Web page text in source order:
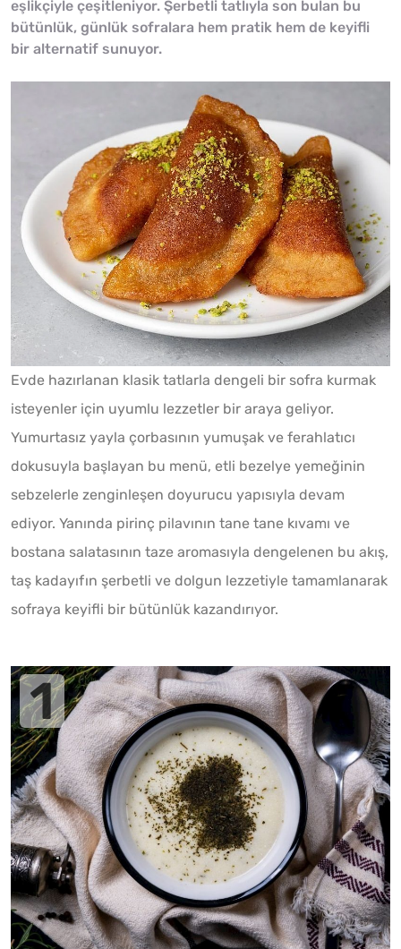
eşlikçiyle çeşitleniyor. Şerbetli tatlıyla son bulan bu
bütünlük, günlük sofralara hem pratik hem de keyifli
bir alternatif sunuyor.
Evde hazırlanan klasik tatlarla dengeli bir sofra kurmak
isteyenler için uyumlu lezzetler bir araya geliyor.
Yumurtasız yayla çorbasının yumuşak ve ferahlatıcı
dokusuyla başlayan bu menü, etli bezelye yemeğinin
sebzelerle zenginleşen doyurucu yapısıyla devam
ediyor. Yanında pirinç pilavının tane tane kıvamı ve
bostana salatasının taze aromasıyla dengelenen bu akış,
taş kadayıfın şerbetli ve dolgun lezzetiyle tamamlanarak
sofraya keyifli bir bütünlük kazandırıyor.